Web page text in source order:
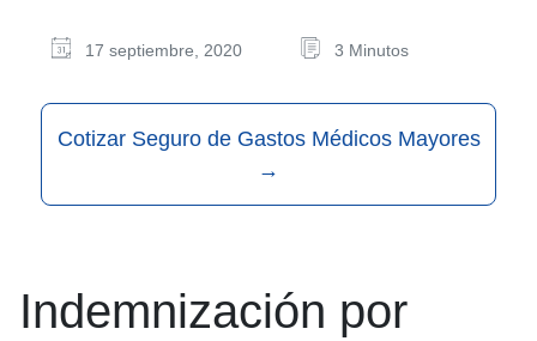
17 septiembre, 2020 3 Minutos
Cotizar Seguro de Gastos Médicos Mayores
→
Indemnización por